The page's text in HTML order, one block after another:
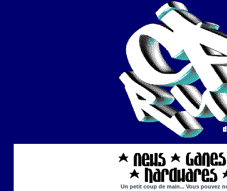
Un petit coup de main... Vous pouvez